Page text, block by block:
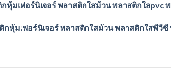
หุ้มเฟอร์นิเจอร์พลาสติกใสม้วนพลาสติกใสpvc
กหุ้มเฟอร์นิเจอร์พลาสติกใสม้วนพลาสติกใสพีวีซี